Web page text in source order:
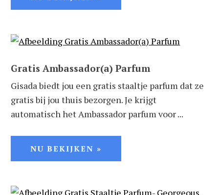
Gratis Ambassador(a) Parfum
Gisada biedt jou een gratis staaltje parfum dat ze
gratis bij jou thuis bezorgen. Je krijgt
automatisch het Ambassador parfum voor ...
NU BEKIJKEN »